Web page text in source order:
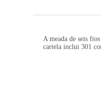
A meada de seis
cartela inclui 301